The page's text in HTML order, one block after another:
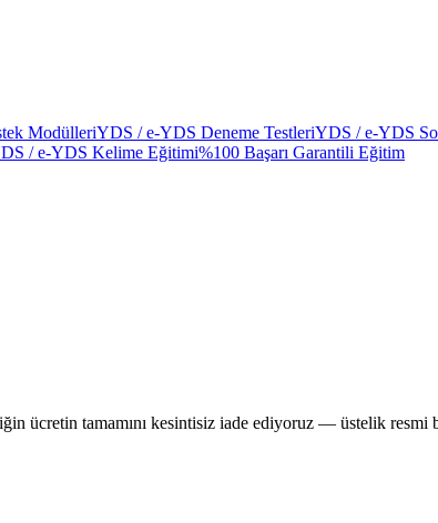
ModülleriYDS / e-YDS Deneme TestleriYDS / e-YDS
/ e-YDS Kelime Eğitimi%100 Başarı Garantili Eğitim
ücretin tamamını kesintisiz iade ediyoruz — üstelik resmi